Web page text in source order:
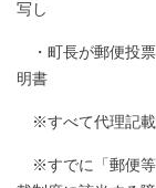
写し
・町長が郵便投票
明書
※すべて代理記載
※すでに「郵便等